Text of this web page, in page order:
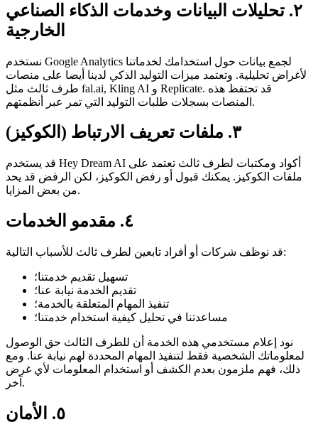
٢. تحليلات البيانات وخدمات الذكاء الصناعي
الخارجية
نستخدم Google Analytics لجمع بيانات حول استخدامك لخدماتنا
لأغراض تحليلية. وتعتمد ميزات التوليد الذكي لدينا أيضا على منصات
طرف ثالث مثل fal.ai, Kling AI و Replicate. قد تحتفظ هذه
المنصات بسجلات طلبات التوليد التي تمر عبر أنظمتهم.
٣. ملفات تعريف الارتباط (الكوكيز)
قد يستخدم Hey Dream AI أكواد ومكتبات لطرف ثالث تعتمد على
ملفات الكوكيز. يمكنك قبول أو رفض الكوكيز، لكن الرفض قد يحد
من بعض المزايا.
٤. مقدمو الخدمات
قد نوظف شركات أو أفراد تابعين لطرف ثالث للأسباب التالية:
تسهيل تقديم خدمتنا؛
تقديم الخدمة نيابة عنا؛
تنفيذ المهام المتعلقة بالخدمة؛
مساعدتنا في تحليل كيفية استخدام خدمتنا؛
نود إعلام مستخدمي هذه الخدمة أن للطرف الثالث حق الوصول
لمعلوماتك الشخصية فقط لتنفيذ المهام المحددة لهم نيابة عنا. ومع
ذلك، فهم ملزمون بعدم الكشف أو استخدام المعلومات لأي غرض
آخر.
٥. الأمان